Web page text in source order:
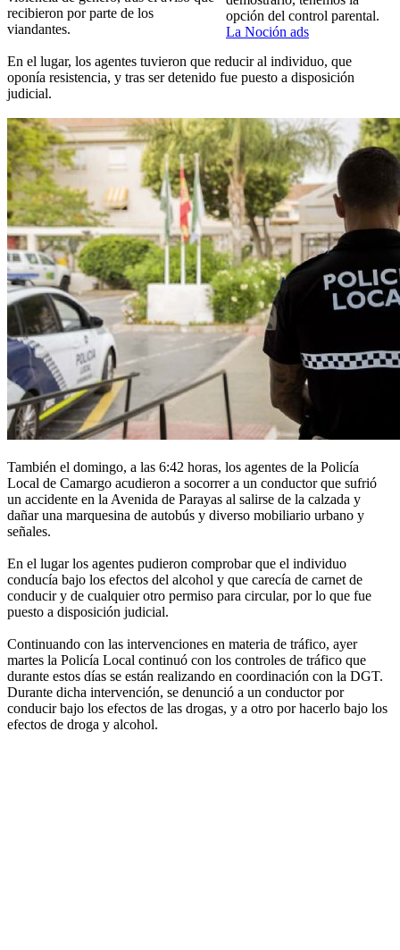
opción del control parental.
La Noción ads
recibieron por parte de los
viandantes.
En el lugar, los agentes tuvieron que reducir al individuo, que
oponía resistencia, y tras ser detenido fue puesto a disposición
judicial.
También el domingo, a las 6:42 horas, los agentes de la Policía
Local de Camargo acudieron a socorrer a un conductor que sufrió
un accidente en la Avenida de Parayas al salirse de la calzada y
dañar una marquesina de autobús y diverso mobiliario urbano y
señales.
En el lugar los agentes pudieron comprobar que el individuo
conducía bajo los efectos del alcohol y que carecía de carnet de
conducir y de cualquier otro permiso para circular, por lo que fue
puesto a disposición judicial.
Continuando con las intervenciones en materia de tráfico, ayer
martes la Policía Local continuó con los controles de tráfico que
durante estos días se están realizando en coordinación con la DGT.
Durante dicha intervención, se denunció a un conductor por
conducir bajo los efectos de las drogas, y a otro por hacerlo bajo los
efectos de droga y alcohol.